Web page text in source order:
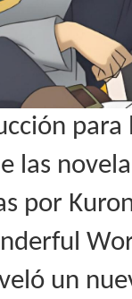
las
por
un